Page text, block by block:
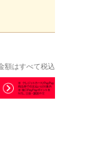
額はすべて税込